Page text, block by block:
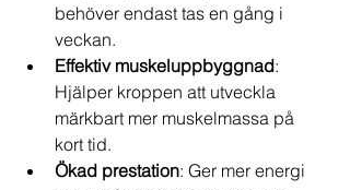
behöver endast tas en gång i
veckan.
Effektiv muskeluppbyggnad:
Hjälper kroppen att utveckla
märkbart mer muskelmassa på
kort tid.
Ökad prestation: Ger mer energi